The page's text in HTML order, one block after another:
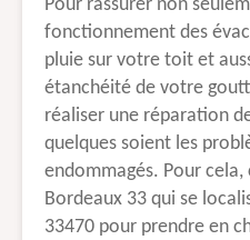
Pour rassurer non
fonctionnement des
pluie sur votre toit et
étanchéité de votre
réaliser une réparation
quelques soient les
endommagés. Pour
Bordeaux 33 qui se
33470 pour prendre en